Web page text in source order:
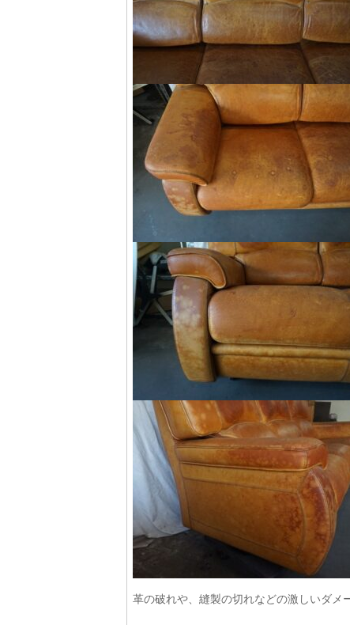
革の破れや、縫製の切れなどの激しいダメ